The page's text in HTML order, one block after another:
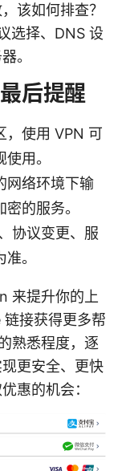
该如何排查？
选择、DNS 设
。
后提醒
，使用 VPN 可
用。
网络环境下输
的服务。
协议变更、服
。
来提升你的上
接获得更多帮
熟悉程度，逐
更安全、更快
惠的机会：